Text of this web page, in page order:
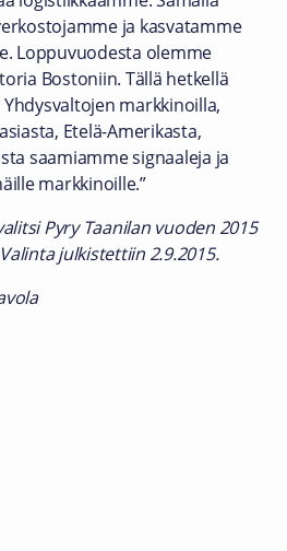
ja kasvatamme
Loppuvuodesta olemme
Bostoniin. Tällä hetkellä
markkinoilla,
Etelä-Amerikasta,
saamiamme signaaleja ja
markkinoille.”
Pyry Taanilan vuoden 2015
julkistettiin 2.9.2015.